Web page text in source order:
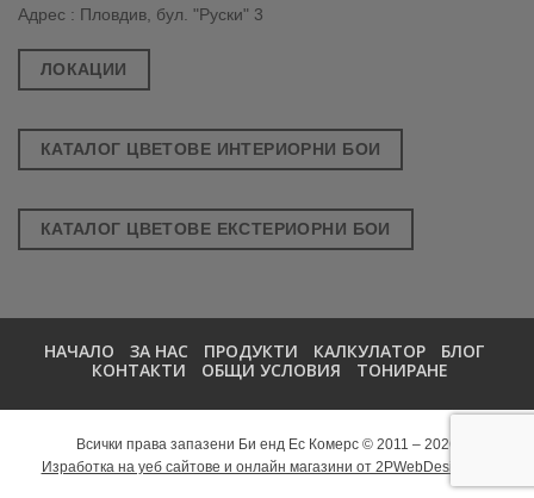
Адрес : Пловдив, бул. "Руски" 3
ЛОКАЦИИ
КАТАЛОГ ЦВЕТОВЕ ИНТЕРИОРНИ БОИ
КАТАЛОГ ЦВЕТОВЕ ЕКСТЕРИОРНИ БОИ
НАЧАЛО ЗА НАС ПРОДУКТИ КАЛКУЛАТОР
БЛОГ
КОНТАКТИ
ОБЩИ УСЛОВИЯ ТОНИРАНЕ
Всички права запазени Би енд Ес Комерс © 2011 – 2026
Изработка на уеб сайтове и онлайн магазини от 2PWebDesign.net